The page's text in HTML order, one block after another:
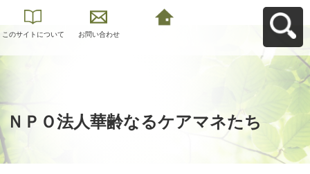
このサイトについて お問い合わせ
ＮＰＯ法人華齢なるケアマネたち